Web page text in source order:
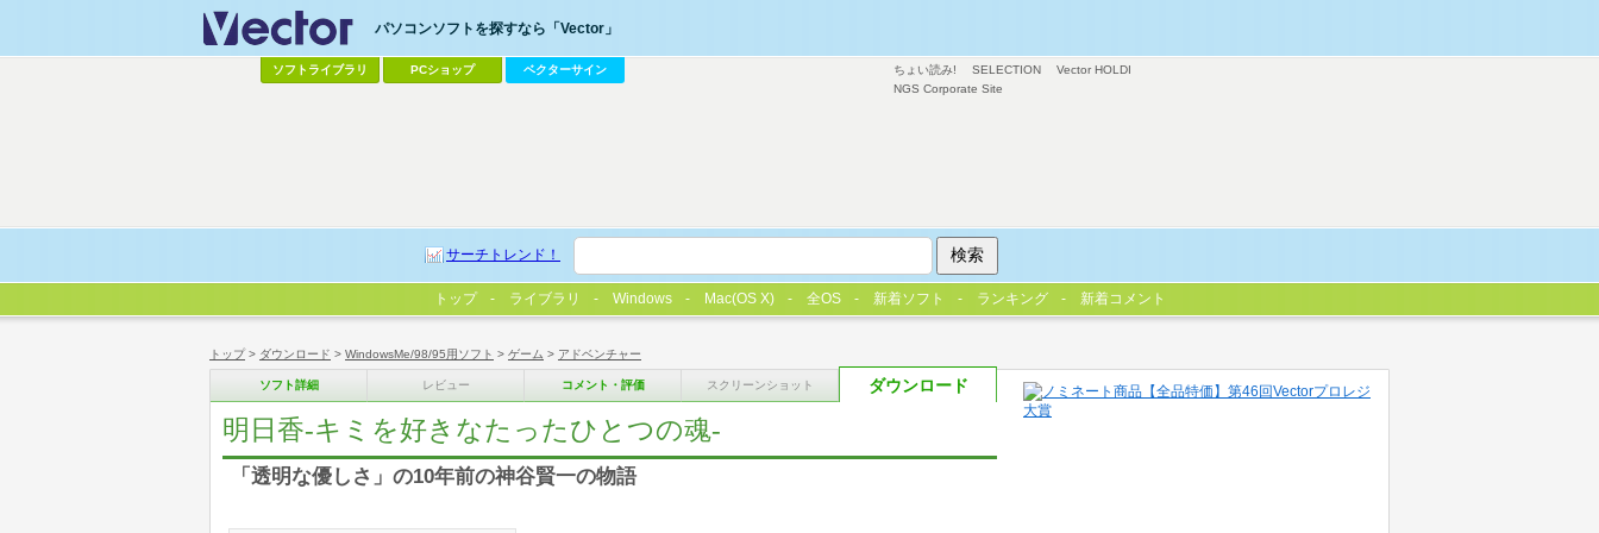
トップ> ダウンロード > WindowsMe/98/95用ソフト > ゲーム > アドベンチャー
ソフト詳細 レビュー コメント・評価 スクリーンショット ダウンロード
明日香-キミを好きなたったひとつの魂-
「透明な優しさ」の10年前の神谷賢一の物語
ちょい読み! SELECTION
Vector HOLDI
NGS Corporate Site
パソコンソフトを探すなら「Vector」
ソフトライブラリ PCショップ ベクターサイン
サーチトレンド！
トップ ライブラリ Windows Mac(OS X) 全OS 新着ソフト ランキング 新着コメント